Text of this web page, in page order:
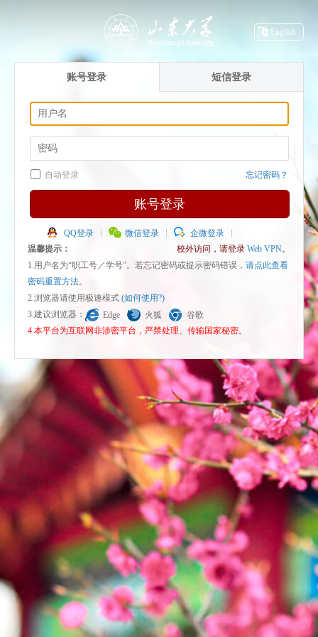
English
账号登录 短信登录
自动登录 忘记密码？
账号登录
QQ登录 微信登录
企微登录
温馨提示：
校外访问，请登录 Web VPN。
1.用户名为“职工号／学号”。若忘记密码或提示密码错误， 请点此查看
密码重置方法。
2.浏览器请使用极速模式 (如何使用?)
3.建议浏览器：
Edge 火狐
谷歌
4.本平台为互联网非涉密平台，严禁处理、传输国家秘密。